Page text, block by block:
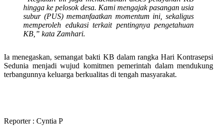
hingga ke pelosok desa. Kami mengajak pasangan usia
subur (PUS) memanfaatkan momentum ini, sekaligus
memperoleh edukasi terkait pentingnya pengetahuan
KB,” kata Zamhari.
Ia menegaskan, semangat bakti KB dalam rangka Hari Kontrasepsi
Sedunia menjadi wujud komitmen pemerintah dalam mendukung
terbangunnya keluarga berkualitas di tengah masyarakat.
Reporter : Cyntia P